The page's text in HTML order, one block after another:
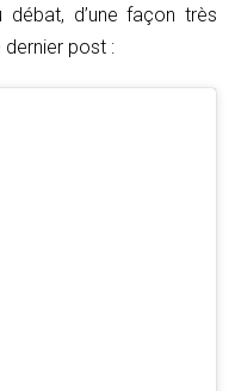
débat, d’une façon très
dernier post :